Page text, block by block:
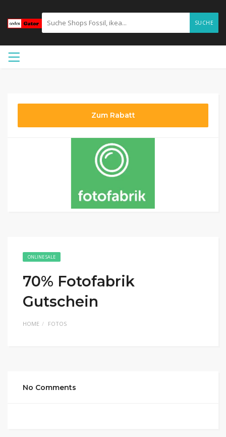
SUCHE
Zum Rabatt
ONLINE SALE
70% Fotofabrik
Gutschein
HOME FOTOS
No Comments